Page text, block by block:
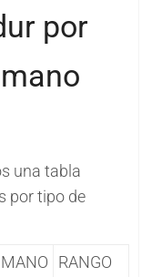
por
una tabla
por tipo de
MANO
RANGO